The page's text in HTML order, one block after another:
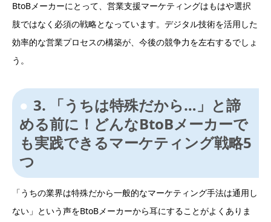
BtoBメーカーにとって、営業支援マーケティングはもはや選択
肢ではなく必須の戦略となっています。デジタル技術を活用した
効率的な営業プロセスの構築が、今後の競争力を左右するでしょ
う。
3. 「うちは特殊だから…」と諦
める前に！どんなBtoBメーカーで
も実践できるマーケティング戦略5
つ
「うちの業界は特殊だから一般的なマーケティング手法は通用し
ない」という声をBtoBメーカーから耳にすることがよくありま